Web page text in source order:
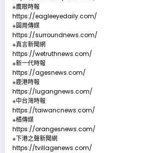
※鷹眼時報
https://eagleeyedaily.com/
※圓周傳媒
https://surroundnews.com/
※真言新聞網
https://wetruthnews.com/
※新一代時報
https://agesnews.com/
※鹿港時報
https://lugangnews.com/
※中台灣時報
https://taiwancnews.com/
※橘傳媒
https://orangesnews.com/
※下港之聲新聞網
https://tvillagenews.com/